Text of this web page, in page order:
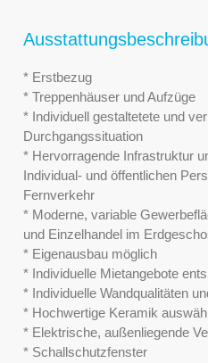
* Erstbezug
* Treppenhäuser und Aufzüge
* Individuell gestaltetete und
Durchgangssituation
* Hervorragende Infrastruktur
Individual- und öffentlichen
Fernverkehr
* Moderne, variable
und Einzelhandel im
* Eigenausbau möglich
* Individuelle Mietangebote
* Individuelle Wandqualitäten
* Hochwertige Keramik
* Elektrische, außenliegende
* Schallschutzfenster